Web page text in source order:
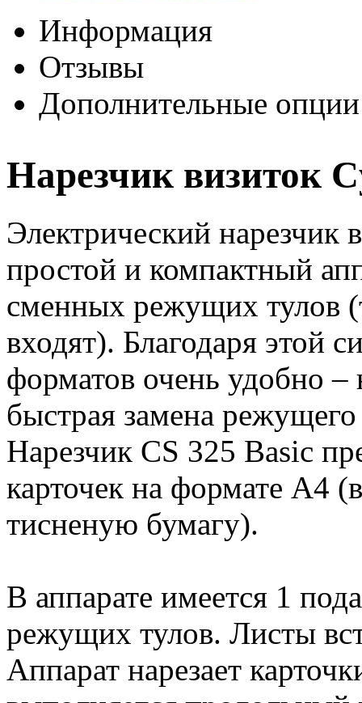
Информация
Отзывы
Дополнительные опции
Нарезчик визиток
Электрический нарезчик
простой и компактный
сменных режущих тулов
входят). Благодаря этой
форматов очень удобно –
быстрая замена режущего
Нарезчик CS 325 Basic
карточек на формате A4
тисненую бумагу).
В аппарате имеется 1
режущих тулов. Листы
Аппарат нарезает